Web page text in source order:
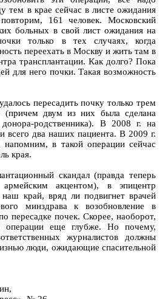
тем в крае сейчас в листе ожидания
161 человек. Московский
больных в свой лист ожидания на
только в тех случаях, когда
переехать в Москву и жить там в
трансплантации. Как долго? Пока
для него почки. Такая возможность
пересадить почку только трем
(причем двум из них была сделана
родственника). В 2008 г. на
всего два наших пациента. В 2009 г.
в такой операции сейчас
края.
скандал (правда теперь
акцентом), в эпицентр
наш край, вряд ли подвигнет врачей
минздрава к возобновление в
пересадке почек. Скорее, наоборот,
операции еще глубже. Но почему,
журналистов должны
люди, ожидающие спасительной